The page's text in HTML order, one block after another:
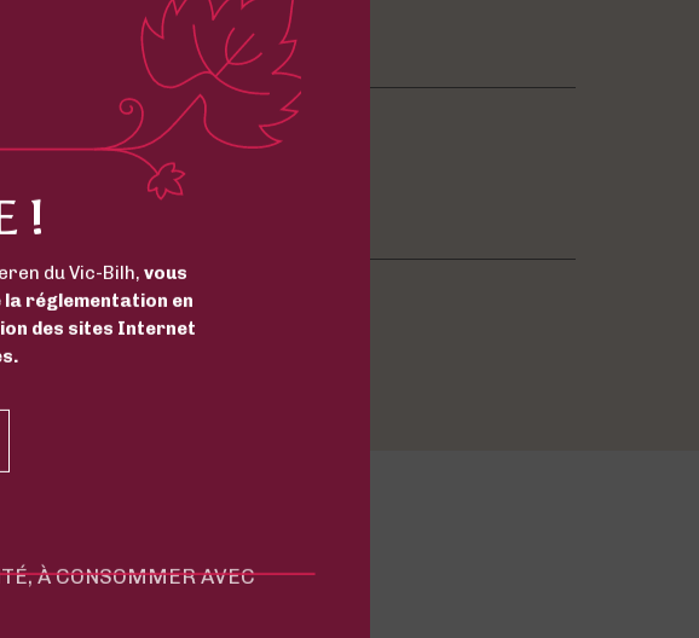
Chantilly framboise et caramel Madras
CONTACT
05 62 69 75 81
contact@chateauviella.fr
54 chemin Delalariou 32400 Viella
Réserver
!
du Vic-Bilh, vous
réglementation en
des sites Internet
À CONSOMMER AVEC